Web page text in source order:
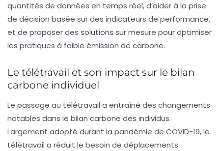
quantités de données en temps réel, d’aider à la prise
de décision basée sur des indicateurs de performance,
et de proposer des solutions sur mesure pour optimiser
les pratiques à faible émission de carbone.
Le télétravail et son impact sur le bilan
carbone individuel
Le passage au télétravail a entraîné des changements
notables dans le bilan carbone des individus.
Largement adopté durant la pandémie de COVID-19, le
télétravail a réduit le besoin de déplacements